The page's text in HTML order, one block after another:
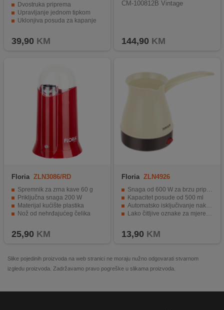
Dvostruka priprema
Upravljanje jednom tipkom
Uklonjiva posuda za kapanje
39,90 KM
CM-100812B Vintage
144,90 KM
Floria ZLN3086/RD
Spremnik za zrna kave 60 g
Priključna snaga 200 W
Materijal kućište plastika
Nož od nehrđajućeg čelika
25,90 KM
Floria ZLN4926
Snaga od 600 W za brzu pripremu kave
Kapacitet posude od 500 ml
Automatsko isključivanje nakon pripreme kave
Lako čitljive oznake za mjerenje kave i vode
13,90 KM
Slike pojedinih proizvoda na web stranici ne moraju nužno odgovarati stvarnom
izgledu proizvoda. Zadržavamo pravo pogreške u slikama proizvoda.